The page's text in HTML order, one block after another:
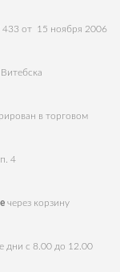
433 от 15 ноября 2006
в торговом
4
через корзину
дни с 8.00 до 12.00